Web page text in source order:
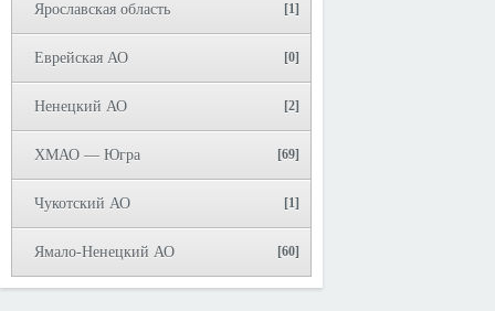
Ярославская область [1]
Еврейская АО [0]
Ненецкий АО [2]
ХМАО — Югра [69]
Чукотский АО [1]
Ямало-Ненецкий АО [60]